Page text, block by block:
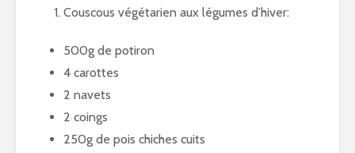
Couscous végétarien aux légumes d’hiver:
500g de potiron
4 carottes
2 navets
2 coings
250g de pois chiches cuits